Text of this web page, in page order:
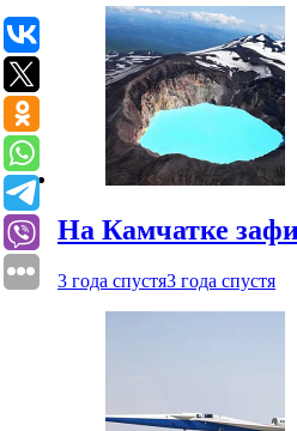
На Камчатке
3 года спустя3 года спустя